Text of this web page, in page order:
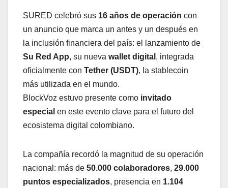
SURED celebró sus 16 años de operación con
un anuncio que marca un antes y un después en
la inclusión financiera del país: el lanzamiento de
Su Red App, su nueva wallet digital , integrada
oficialmente con Tether (USDT), la stablecoin
más utilizada en el mundo.
BlockVoz estuvo presente como invitado
especial en este evento clave para el futuro del
ecosistema digital colombiano.
La compañía recordó la magnitud de su operación
nacional: más de 50.000 colaboradores, 29.000
puntos especializados, presencia en 1.104